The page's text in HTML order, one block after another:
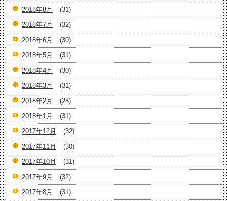
2018年8月
(31)
2018年7月
(32)
2018年6月
(30)
2018年5月
(31)
2018年4月
(30)
2018年3月
(31)
2018年2月
(28)
2018年1月
(31)
2017年12月
(32)
2017年11月
(30)
2017年10月
(31)
2017年9月
(32)
2017年8月
(31)